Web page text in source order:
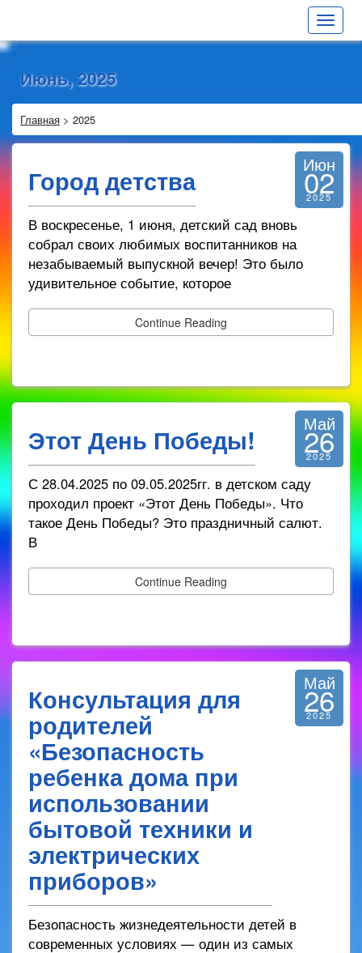
Toggle
Июнь, 2025
Главная > 2025
Город детства Июн
02
2025
В воскресенье, 1 июня, детский сад вновь
собрал своих любимых воспитанников на
незабываемый выпускной вечер! Это было
удивительное событие, которое
Continue Reading
Этот День Победы! Май
26
2025
С 28.04.2025 по 09.05.2025гг. в детском саду
проходил проект «Этот День Победы». Что
такое День Победы? Это праздничный салют.
В
Continue Reading
Консультация для
родителей
«Безопасность
ребенка дома при
использовании
бытовой техники и
электрических
приборов»
Май
26
2025
Безопасность жизнедеятельности детей в
современных условиях — один из самых